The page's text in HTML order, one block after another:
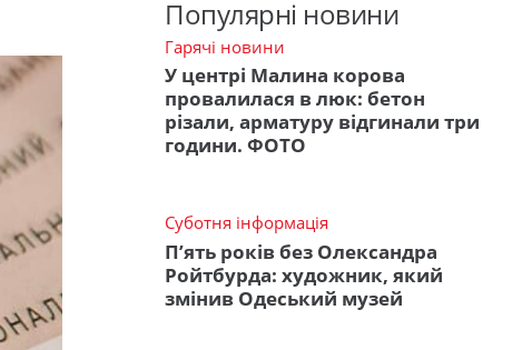
Популярні новини
Гарячі новини
У центрі Малина корова
провалилася в люк: бетон
різали, арматуру відгинали три
години. ФОТО
Суботня інформація
П’ять років без Олександра
Ройтбурда: художник, який
змінив Одеський музей